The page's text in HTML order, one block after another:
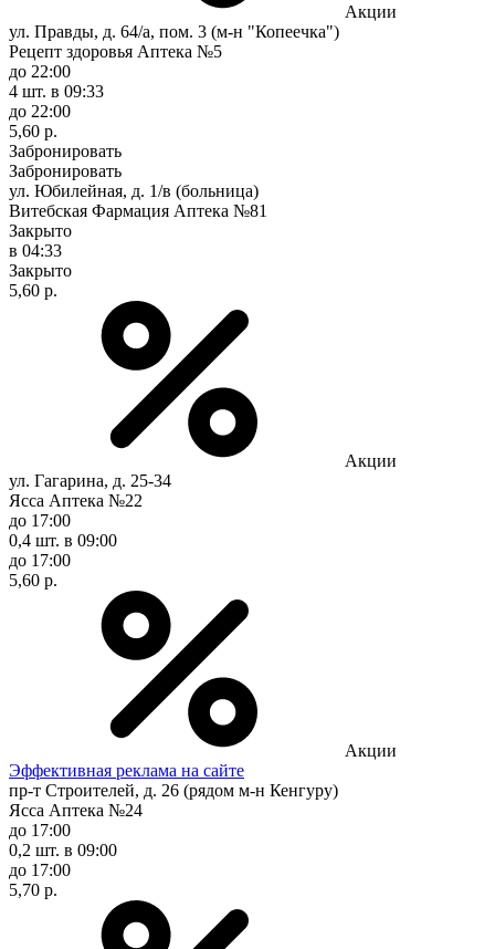
Акции
ул. Правды, д. 64/а, пом. 3 (м-н "Копеечка")
Рецепт здоровья Аптека №5
до 22:00
4 шт. в 09:33
до 22:00
5,60 р.
Забронировать
Забронировать
ул. Юбилейная, д. 1/в (больница)
Витебская Фармация Аптека №81
Закрыто
в 04:33
Закрыто
5,60 р.
Акции
ул. Гагарина, д. 25-34
Ясса Аптека №22
до 17:00
0,4 шт. в 09:00
до 17:00
5,60 р.
Акции
Эффективная реклама на сайте
пр-т Строителей, д. 26 (рядом м-н Кенгуру)
Ясса Аптека №24
до 17:00
0,2 шт. в 09:00
до 17:00
5,70 р.